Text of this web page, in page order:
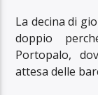
La decina di
doppio
Portopalo,
attesa delle